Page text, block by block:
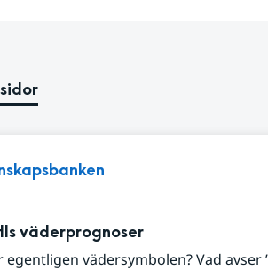
väderprognoser
egentligen vädersymbolen? Vad